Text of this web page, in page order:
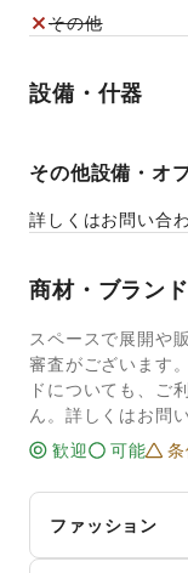
その他
設備・什器
その他設備・オ
詳しくはお問い合
商材・ブラン
スペースで展開や
審査がございます
ドについても、ご
ん。詳しくはお問
歓迎
可能
ファッション